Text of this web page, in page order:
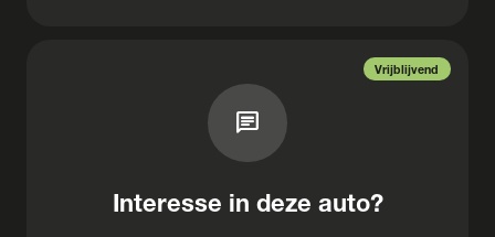
Vrijblijvend
chat
Interesse in deze auto?